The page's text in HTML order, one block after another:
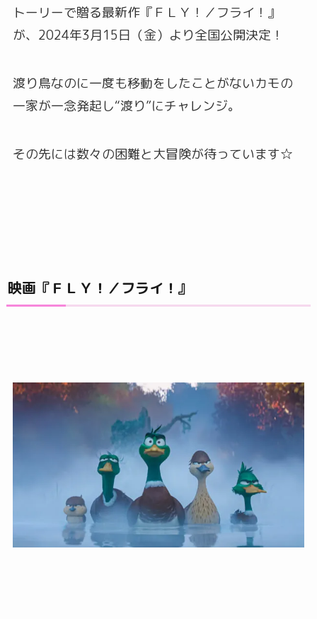
トーリーで贈る最新作『ＦＬＹ！／フライ！』
が、2024年3月15日（金）より全国公開決定！
渡り鳥なのに一度も移動をしたことがないカモの
一家が一念発起し“渡り”にチャレンジ。
その先には数々の困難と大冒険が待っています☆
映画『ＦＬＹ！／フライ！』